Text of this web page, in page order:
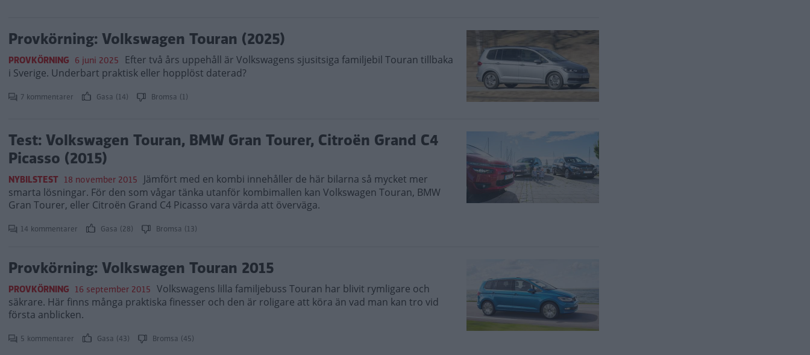
Provkörning: Volkswagen Touran (2025)
PROVKÖRNING 6 juni 2025 Efter två års uppehåll är Volkswagens sjusitsiga familjebil Touran tillbaka
i Sverige. Underbart praktisk eller hopplöst daterad?
7 kommentarer Gasa (14) Bromsa (1)
Test: Volkswagen Touran, BMW Gran Tourer, Citroën Grand C4
Picasso (2015)
NYBILSTEST 18 november 2015 Jämfört med en kombi innehåller de här bilarna så mycket mer
smarta lösningar. För den som vågar tänka utanför kombimallen kan Volkswagen Touran, BMW
Gran Tourer, eller Citroën Grand C4 Picasso vara värda att överväga.
14 kommentarer Gasa (28) Bromsa (13)
Provkörning: Volkswagen Touran 2015
PROVKÖRNING 16 september 2015 Volkswagens lilla familjebuss Touran har blivit rymligare och
säkrare. Här finns många praktiska finesser och den är roligare att köra än vad man kan tro vid
första anblicken.
5 kommentarer Gasa (43) Bromsa (45)